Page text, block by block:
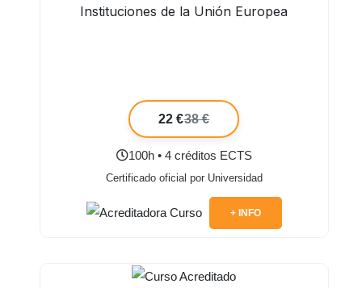
Instituciones de la Unión Europea
22 €38 €
100h • 4 créditos ECTS
Certificado oficial por Universidad
+ INFO